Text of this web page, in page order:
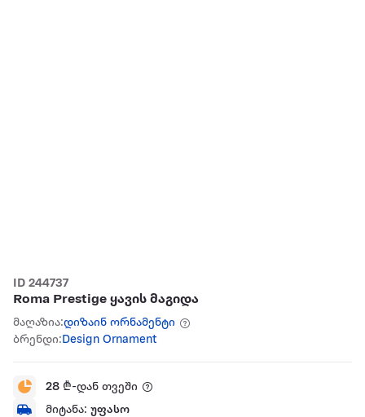
ID 244737
Roma Prestige ყავის მაგიდა
მაღაზია:დიზაინ ორნამენტი
ბრენდი:Design Ornament
28 ₾-დან თვეში
მიტანა: უფასო